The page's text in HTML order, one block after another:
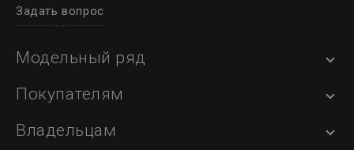
Задать вопрос
Модельный ряд
Покупателям
Владельцам